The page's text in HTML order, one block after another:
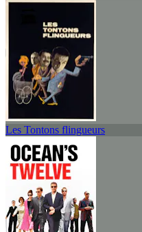
Les Tontons flingueurs